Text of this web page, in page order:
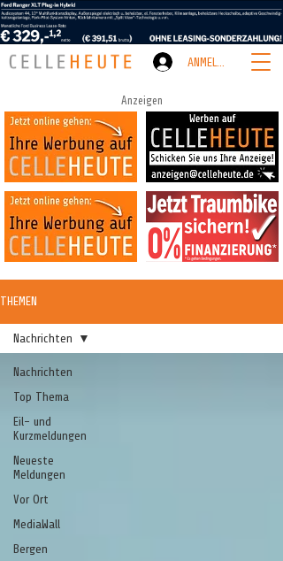
ANMELDEN
Anzeigen
THEMEN
Nachrichten
Top Thema
Eil- und
Kurzmeldungen
Neueste
Meldungen
Vor Ort
MediaWall
Bergen
Nachrichten